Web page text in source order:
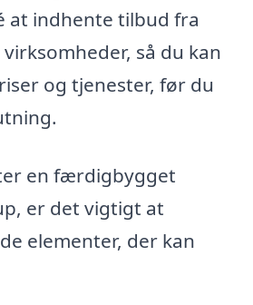
at indhente tilbud fra
så du kan
og tjenester, før du
en færdigbygget
er det vigtigt at
elementer, der kan